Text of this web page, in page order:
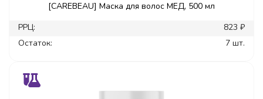
[CAREBEAU] Маска для волос МЕД, 500 мл
РРЦ:
823 ₽
Остаток:
7 шт.